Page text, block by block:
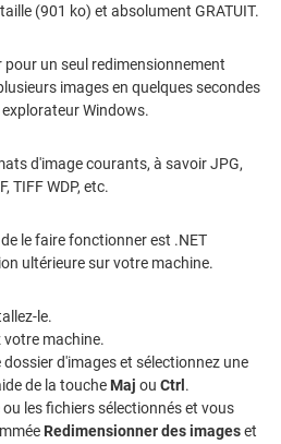
(901 ko) et absolument GRATUIT.
pour un seul redimensionnement
images en quelques secondes
Windows.
d'image courants, à savoir JPG,
TIFF WDP, etc.
le faire fonctionner est .NET
ultérieure sur votre machine.
le.
machine.
d'images et sélectionnez une
de la touche Maj ou Ctrl .
les fichiers sélectionnés et vous
Redimensionner des imageset